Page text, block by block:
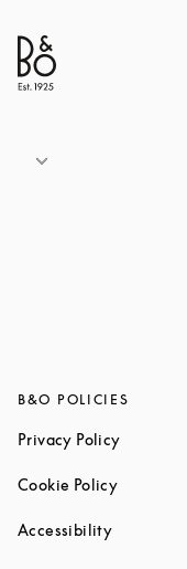
B&O POLICIES
Privacy PolicyLink
Cookie PolicyLink
AccessibilityLink